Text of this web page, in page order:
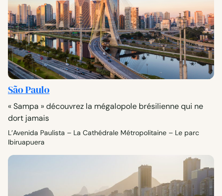
São Paulo
« Sampa » découvrez la mégalopole brésilienne qui ne
dort jamais
L’Avenida Paulista – La Cathédrale Métropolitaine – Le parc
Ibiruapuera